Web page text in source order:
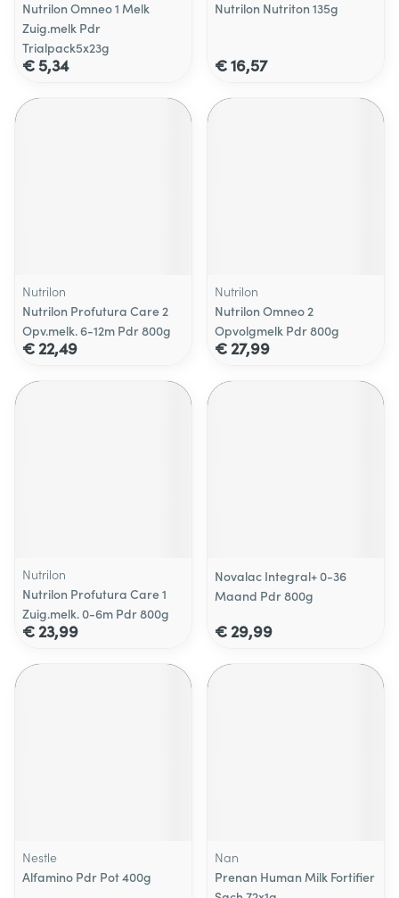
Nutrilon Omneo 1 Melk
Zuig.melk Pdr
Trialpack5x23g
€ 5,34
Nutrilon Nutriton 135g
€ 16,57
Nutrilon
Nutrilon Profutura Care 2
Opv.melk. 6-12m Pdr 800g
€ 22,49
Nutrilon
Nutrilon Omneo 2
Opvolgmelk Pdr 800g
€ 27,99
Nutrilon
Nutrilon Profutura Care 1
Zuig.melk. 0-6m Pdr 800g
€ 23,99
Novalac Integral+ 0-36
Maand Pdr 800g
€ 29,99
Nestle
Alfamino Pdr Pot 400g
Nan
Prenan Human Milk Fortifier